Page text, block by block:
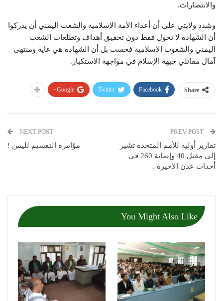
والانتصارات.
وشدد ولايتي على أن أعداء الأمة الإسلامية والشعب اليمني أن يدركوا
أن الشهادة لا تحول فقط دون تحقيق أهداف وتطلعات الشعب
اليمني والشعوب الإسلامية فحسب بل أن الشهادة هي غاية ومنتهى
آمال مقاتلي جبهة الإسلام في مواجهة الاستكبار.
Share
Facebook
Twitter
Google+
تقارير أولية للأمم المتحدة تشير
إلى مقتل 40 وإصابة 260 في
أحداث عدن الأخيرة .
NEXT POST
مؤامرة التقسيم لليمن !
You Might Also Like